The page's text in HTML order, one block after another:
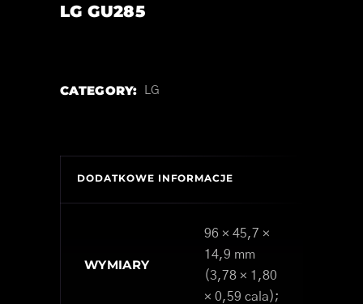
LG GU285
CATEGORY: LG
DODATKOWE INFORMACJE
WYMIARY
96 × 45,7 ×
14,9 mm
(3,78 × 1,80
× 0,59 cala);